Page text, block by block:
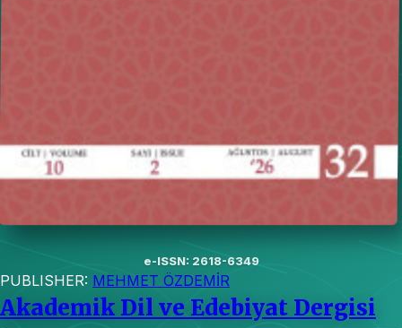
e-ISSN: 2618-6349
PUBLISHER: MEHMET ÖZDEMİR
Akademik Dil ve Edebiyat Dergisi